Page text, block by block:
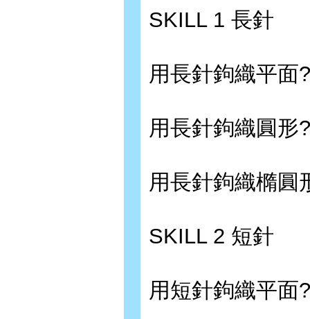
SKILL 1 長針
用長針鉤織平面
用長針鉤織圓形
用長針鉤織橢圓
SKILL 2 短針
用短針鉤織平面